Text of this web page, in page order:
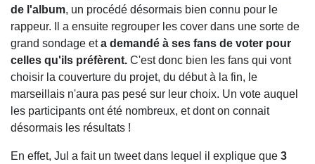
de l'album, un procédé désormais bien connu pour le
rappeur. Il a ensuite regrouper les cover dans une sorte de
grand sondage eta demandé à ses fans de voter pour
celles qu'ils préfèrent. C'est donc bien les fans qui vont
choisir la couverture du projet, du début à la fin, le
marseillais n'aura pas pesé sur leur choix. Un vote auquel
les participants ont été nombreux, et dont on connait
désormais les résultats !
En effet, Jul a fait un tweet dans lequel il explique que 3